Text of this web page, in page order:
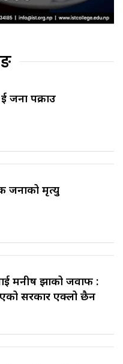
जना पक्राउ
जनाको मृत्यु
मनीष झाको जवाफ :
सरकार एक्लो छैन